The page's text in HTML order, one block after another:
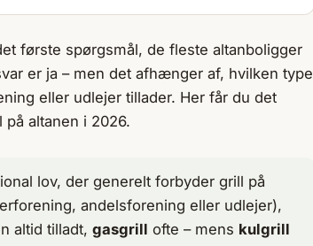
første spørgsmål, de fleste altanboligger
er ja – men det afhænger af, hvilken type
eller udlejer tillader. Her får du det
altanen i 2026.
lov, der generelt forbyder grill på
andelsforening eller udlejer),
altid tilladt, gasgrill ofte – mens kulgrill